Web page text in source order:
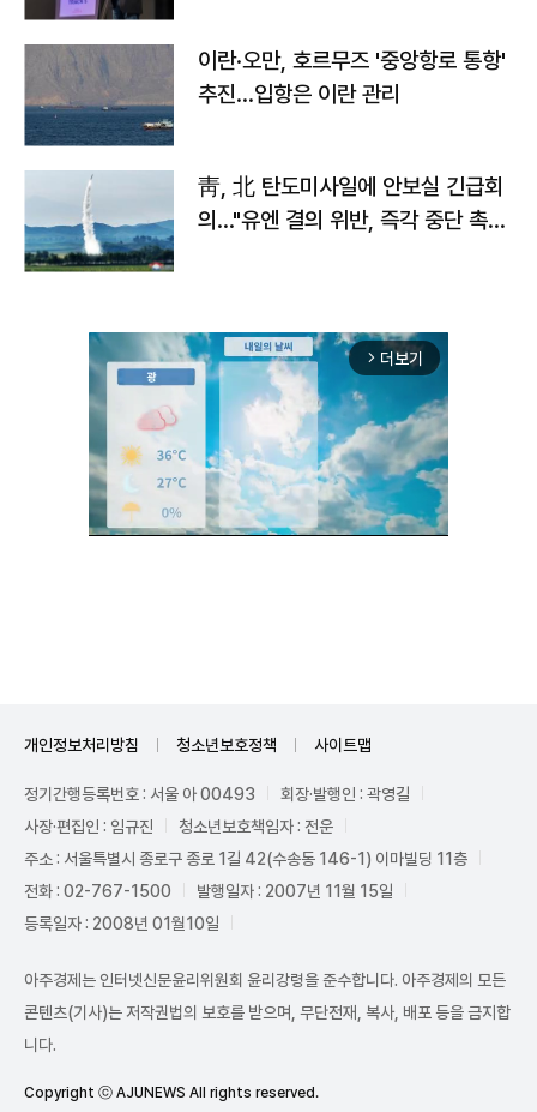
이란·오만, 호르무즈 '중앙항로 통항'
추진…입항은 이란 관리
靑, 北 탄도미사일에 안보실 긴급회
의…"유엔 결의 위반, 즉각 중단 촉
arrow_forward_ios 더보기
개인정보처리방침 청소년보호정책 사이트맵
정기간행등록번호 : 서울 아 00493
회장·발행인 : 곽영길
사장·편집인 : 임규진
청소년보호책임자 : 전운
주소 : 서울특별시 종로구 종로 1길 42(수송동 146-1) 이마빌딩 11층
전화 : 02-767-1500
발행일자 : 2007년 11월 15일
등록일자 : 2008년 01월10일
아주경제는 인터넷신문윤리위원회 윤리강령을 준수합니다. 아주경제의 모든
콘텐츠(기사)는 저작권법의 보호를 받으며, 무단전재, 복사, 배포 등을 금지합
니다.
Copyright ⓒ AJUNEWS All rights reserved.